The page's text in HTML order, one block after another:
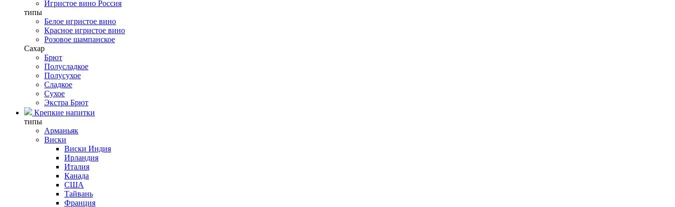
Игристое вино Россия
типы
Белое игристое вино
Красное игристое вино
Розовое шампанское
Сахар
Брют
Полусладкое
Полусухое
Сладкое
Сухое
Экстра Брют
Крепкие напитки
типы
Арманьяк
Виски
Виски Индия
Ирландия
Италия
Канада
США
Тайвань
Франция